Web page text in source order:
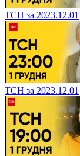
ТСН за 2023.12.01
ТСН за 2023.12.01